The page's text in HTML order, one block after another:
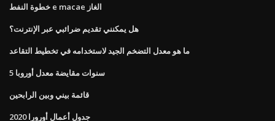
خطوة النفط e macae الغاز
هل يمكنني تقديم ضرائبي عبر الإنترنت؟
ما هو معدل التضخم الجيد لاستخدامه في تخطيط التقاعد
5 سنوات مقايضة معدل أوروبا
قائمة بيني وبين الرابحين
جدول أعمال أورورا 2020